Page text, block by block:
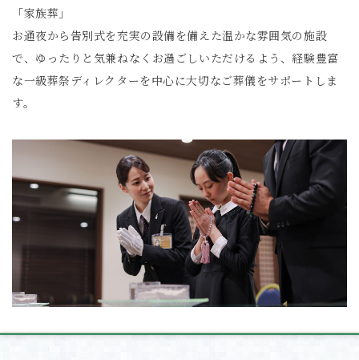
「家族葬」
お通夜から告別式を充実の設備を備えた温かな雰囲気の施設
で、ゆったりと気兼ねなくお過ごしいただけるよう、経験豊富
な一級葬祭ディレクターを中心に大切なご葬儀をサポートしま
す。